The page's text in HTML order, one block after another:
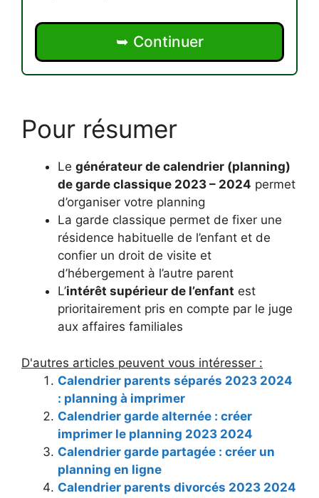
➥ Continuer
Pour résumer
Le générateur de calendrier (planning)
de garde classique 2023 – 2024 permet
d’organiser votre planning
La garde classique permet de fixer une
résidence habituelle de l’enfant et de
confier un droit de visite et
d’hébergement à l’autre parent
L’intérêt supérieur de l’enfant est
prioritairement pris en compte par le juge
aux affaires familiales
D'autres articles peuvent vous intéresser :
Calendrier parents séparés 2023 2024
: planning à imprimer
Calendrier garde alternée : créer
imprimer le planning 2023 2024
Calendrier garde partagée : créer un
planning en ligne
Calendrier parents divorcés 2023 2024